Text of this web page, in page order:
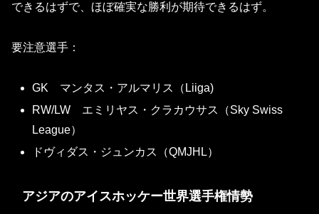
できるはずで、ほぼ確実な勝利が期待できるはず。
要注意選手：
GK マンタス・アルマリス（Liiga)
RW/LW エミリヤス・クラカウサス（Sky Swiss
League）
ドヴィダス・ジュンカス
（QMJHL）
アジアのアイスホッケー世界選手権情勢